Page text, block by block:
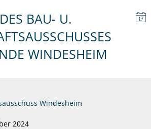
BAU- U.
WINDESHEIM
Windesheim
2024